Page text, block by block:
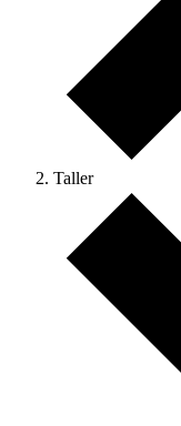
Taller